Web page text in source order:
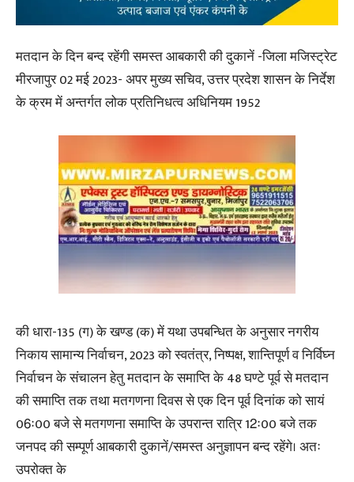
मतदान के दिन बन्द रहेंगी समस्त आबकारी की दुकानें -जिला मजिस्ट्रेट
मीरजापुर 02 मई 2023- अपर मुख्य सचिव, उत्तर प्रदेश शासन के निर्देश
के क्रम में अन्तर्गत लोक प्रतिनिधत्व अधिनियम 1952
की धारा-135 (ग) के खण्ड (क) में यथा उपबन्धित के अनुसार नगरीय
निकाय सामान्य निर्वाचन, 2023 को स्वतंत्र, निष्पक्ष, शान्तिपूर्ण व निर्विघ्न
निर्वाचन के संचालन हेतु मतदान के समाप्ति के 48 घण्टे पूर्व से मतदान
की समाप्ति तक तथा मतगणना दिवस से एक दिन पूर्व दिनांक को सायं
06ः00 बजे से मतगणना समाप्ति के उपरान्त रात्रि 12ः00 बजे तक
जनपद की सम्पूर्ण आबकारी दुकानें/समस्त अनुज्ञापन बन्द रहेंगे। अतः
उपरोक्त के